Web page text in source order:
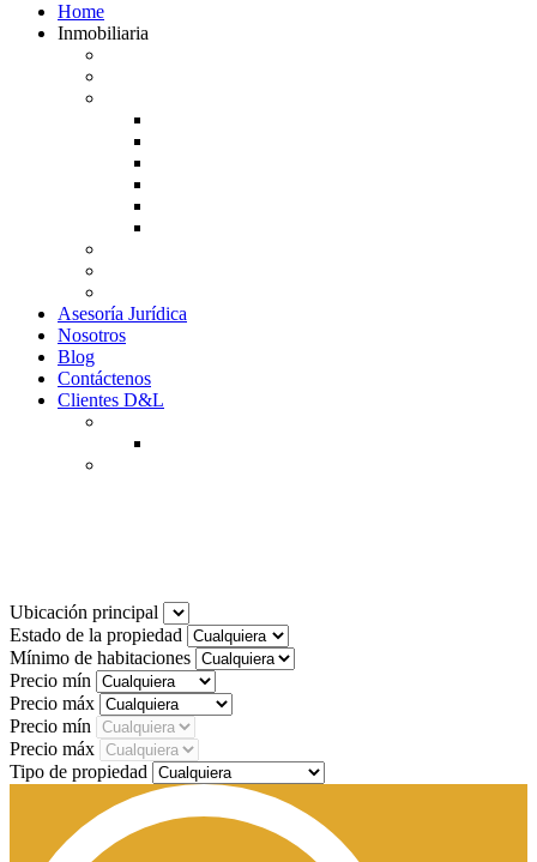
Home
Inmobiliaria
Asesoría Jurídica
Nosotros
Blog
Contáctenos
Clientes D&L
Ubicación principal
Estado de la propiedad
Mínimo de habitaciones
Precio mín
Precio máx
Precio mín
Precio máx
Tipo de propiedad